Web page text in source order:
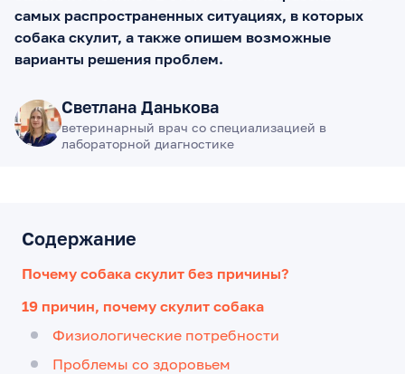
самых распространенных ситуациях, в которых
собака скулит, а также опишем возможные
варианты решения проблем.
Светлана Данькова
ветеринарный врач со специализацией в
лабораторной диагностике
Содержание
Почему собака скулит без причины?
19 причин, почему скулит собака
Физиологические потребности
Проблемы со здоровьем